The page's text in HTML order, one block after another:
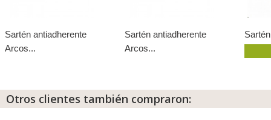
Sartén antiadherente
Arcos...
Sartén antiadherente
Arcos...
Otros clientes también compraron: